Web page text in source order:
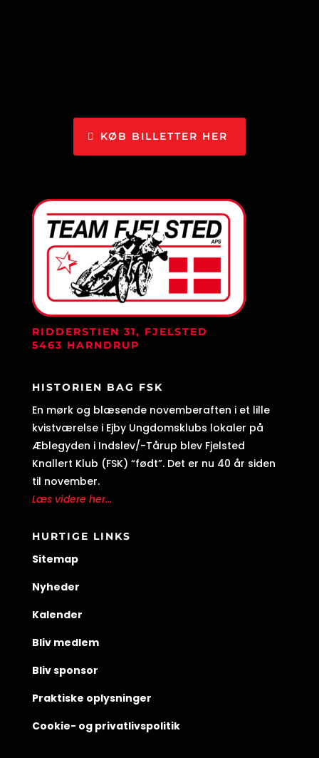
KØB BILLETTER HER
RIDDERSTIEN 31, FJELSTED
5463 HARNDRUP
HISTORIEN BAG FSK
En mørk og blæsende novemberaften i et lille
kvistværelse i Ejby Ungdomsklubs lokaler på
Æblegyden i Indslev/-Tårup blev Fjelsted
Knallert Klub (FSK) “født”. Det er nu 40 år siden
til november.
Læs videre her...
HURTIGE LINKS
Sitemap
Nyheder
Kalender
Bliv medlem
Bliv sponsor
Praktiske oplysninger
Cookie- og privatlivspolitik